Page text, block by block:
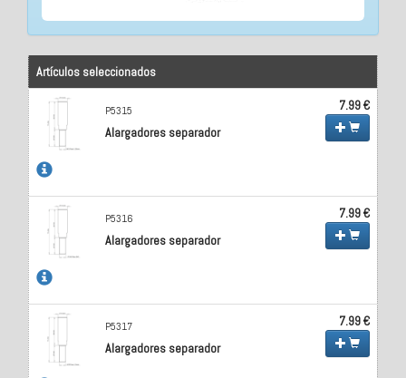
Artículos seleccionados
P5315
Alargadores separador
7.99 €
P5316
Alargadores separador
7.99 €
P5317
Alargadores separador
7.99 €